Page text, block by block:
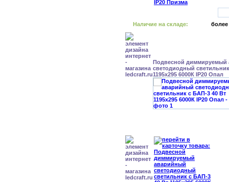
Наличие на складе: более
Подвесной диммируемый
светодиодный
1195x295 6000К IP20 Опал